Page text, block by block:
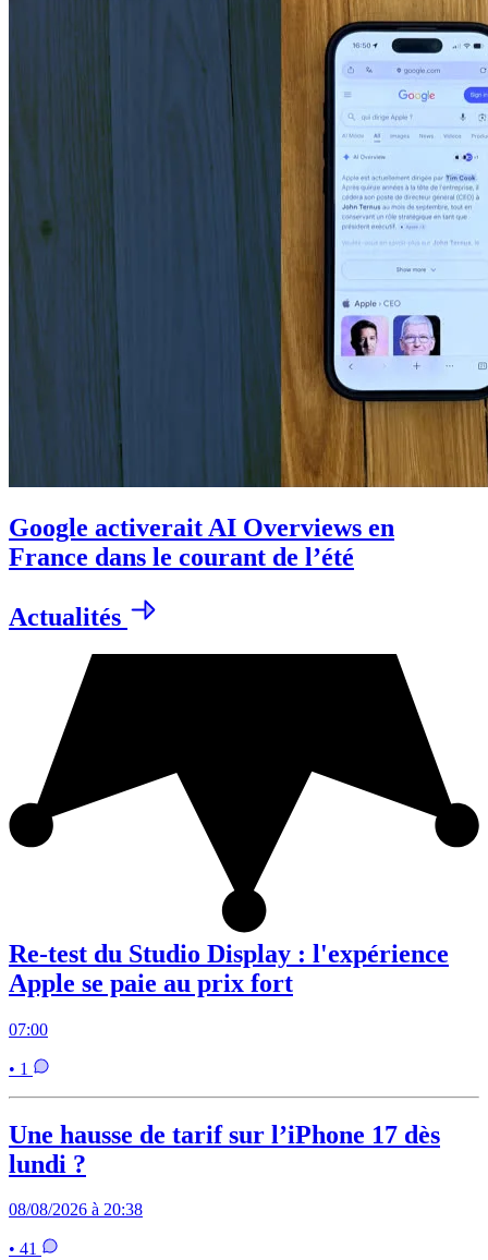
Google activerait AI Overviews en
France dans le courant de l’été
Actualités
Re-test du Studio Display : l'expérience
Apple se paie au prix fort
07:00
• 1
Une hausse de tarif sur l’iPhone 17 dès
lundi ?
08/08/2026 à 20:38
• 41